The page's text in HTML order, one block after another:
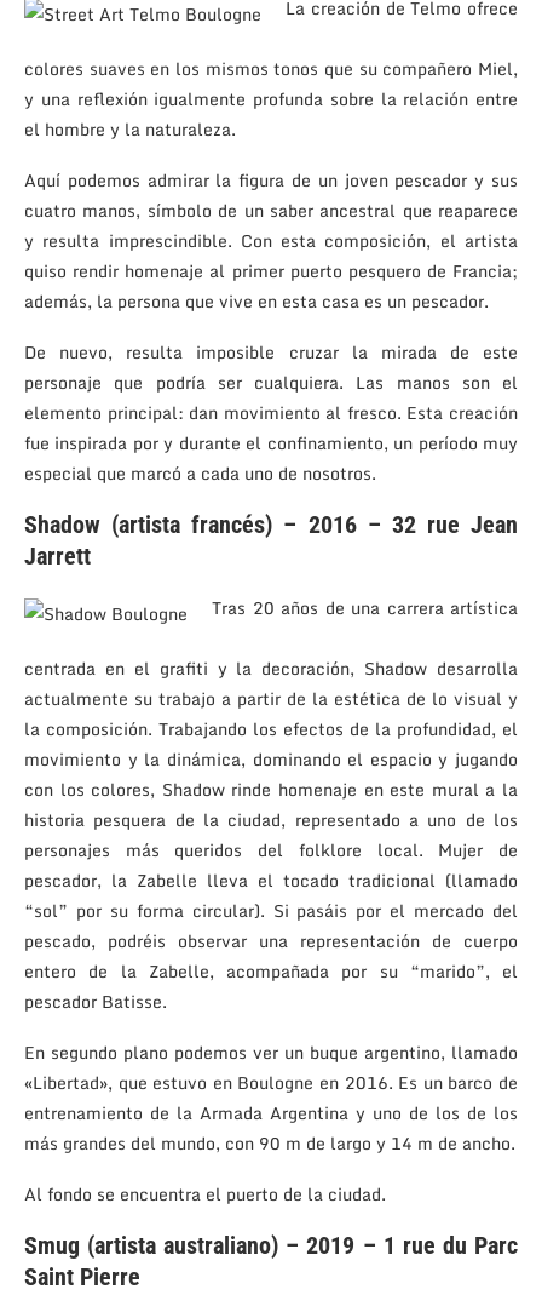
La creación de Telmo ofrece
colores suaves en los mismos tonos que su compañero Miel,
y una reflexión igualmente profunda sobre la relación entre
el hombre y la naturaleza.
Aquí podemos admirar la figura de un joven pescador y sus
cuatro manos, símbolo de un saber ancestral que reaparece
y resulta imprescindible. Con esta composición, el artista
quiso rendir homenaje al primer puerto pesquero de Francia;
además, la persona que vive en esta casa es un pescador.
De nuevo, resulta imposible cruzar la mirada de este
personaje que podría ser cualquiera. Las manos son el
elemento principal: dan movimiento al fresco. Esta creación
fue inspirada por y durante el confinamiento, un período muy
especial que marcó a cada uno de nosotros.
Shadow (artista francés) – 2016 – 32 rue Jean
Jarrett
Tras 20 años de una carrera artística
centrada en el grafiti y la decoración, Shadow desarrolla
actualmente su trabajo a partir de la estética de lo visual y
la composición. Trabajando los efectos de la profundidad, el
movimiento y la dinámica, dominando el espacio y jugando
con los colores, Shadow rinde homenaje en este mural a la
historia pesquera de la ciudad, representado a uno de los
personajes más queridos del folklore local. Mujer de
pescador, la Zabelle lleva el tocado tradicional (llamado
“sol” por su forma circular). Si pasáis por el mercado del
pescado, podréis observar una representación de cuerpo
entero de la Zabelle, acompañada por su “marido”, el
pescador Batisse.
En segundo plano podemos ver un buque argentino, llamado
«Libertad», que estuvo en Boulogne en 2016. Es un barco de
entrenamiento de la Armada Argentina y uno de los de los
más grandes del mundo, con 90 m de largo y 14 m de ancho.
Al fondo se encuentra el puerto de la ciudad.
Smug (artista australiano) – 2019 – 1 rue du Parc
Saint Pierre